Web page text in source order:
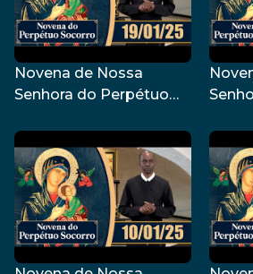
Novena de Nossa
Senhora do Perpétuo